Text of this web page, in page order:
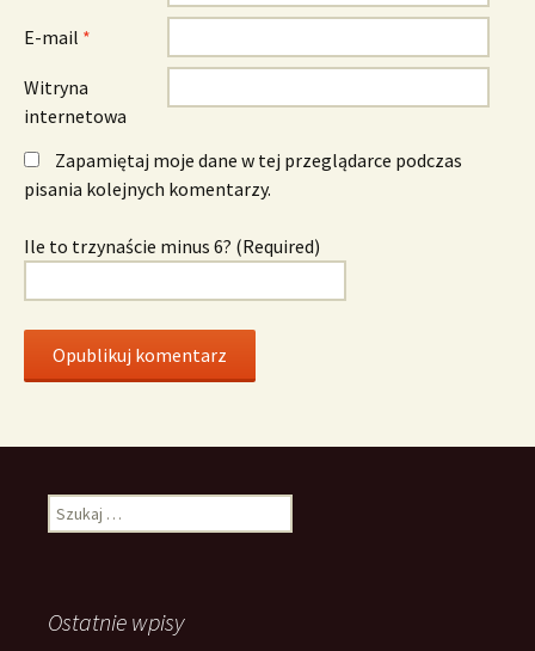
E-mail *
Witryna
internetowa
Zapamiętaj moje dane w tej przeglądarce podczas
pisania kolejnych komentarzy.
Ile to trzynaście minus 6? (Required)
Szukaj:
Ostatnie wpisy